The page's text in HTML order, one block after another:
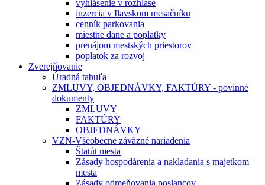
vyhlásenie v rozhlase
inzercia v Ilavskom mesačníku
cenník parkovania
miestne dane a poplatky
prenájom mestských priestorov
poplatok za rozvoj
Zverejňovanie
Úradná tabuľa
ZMLUVY, OBJEDNÁVKY, FAKTÚRY - povinné
dokumenty
ZMLUVY
FAKTÚRY
OBJEDNÁVKY
VZN-Všeobecne záväzné nariadenia
Štatút mesta
Zásady hospodárenia a nakladania s majetkom
mesta
Zásady odmeňovania poslancov